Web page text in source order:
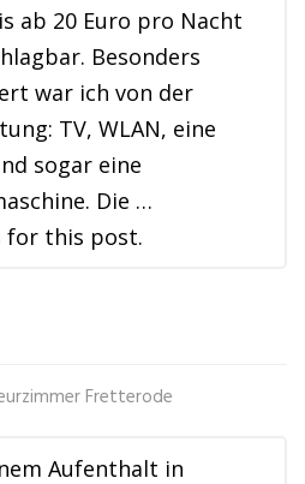
ab 20 Euro pro Nacht
Besonders
war ich von der
TV, WLAN, eine
sogar eine
Die …
for this post.
Fretterode
Aufenthalt in